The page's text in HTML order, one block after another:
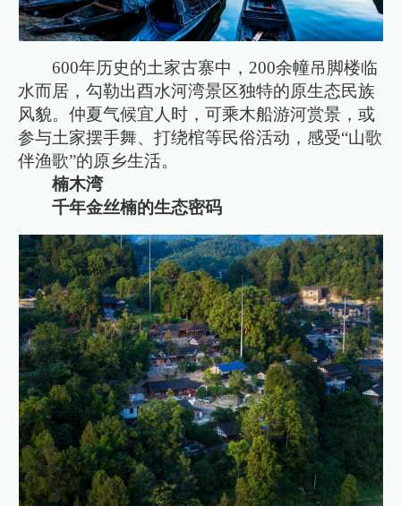
600年历史的土家古寨中，200余幢吊脚楼临
水而居，勾勒出酉水河湾景区独特的原生态民族
风貌。仲夏气候宜人时，可乘木船游河赏景，或
参与土家摆手舞、打绕棺等民俗活动，感受“山歌
伴渔歌”的原乡生活。
楠木湾
千年金丝楠的生态密码